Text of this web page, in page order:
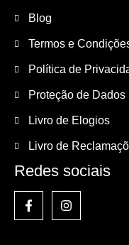
Blog
Termos e
Política de
Proteção de Dados
Livro de Elogios
Livro de
Redes sociais